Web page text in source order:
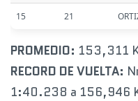
15 21
PROMEDIO: 153,311
RECORD DE VUELTA:
1:40.238 a 156,946